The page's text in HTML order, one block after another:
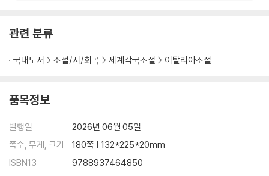
관련 분류
국내도서 소설/시/희곡 세계각국소설 이탈리아소설
품목정보
발행일
2026년 06월 05일
쪽수, 무게, 크기
180쪽 | 132*225*20mm
ISBN13
9788937464850